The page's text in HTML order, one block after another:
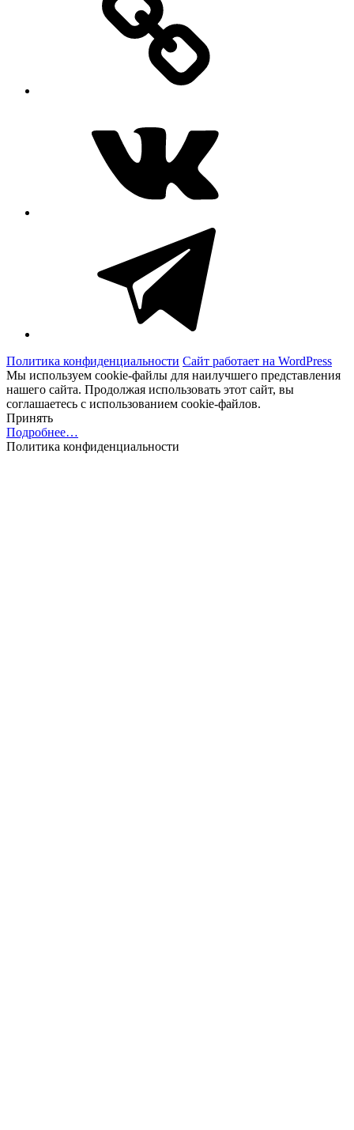
Политика конфиденциальности Сайт работает на WordPress
Мы используем cookie-файлы для наилучшего представления
нашего сайта. Продолжая использовать этот сайт, вы
соглашаетесь с использованием cookie-файлов.
Принять
Подробнее…
Политика конфиденциальности